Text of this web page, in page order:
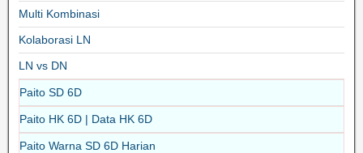
Multi Kombinasi
Kolaborasi LN
LN vs DN
Paito SD 6D
Paito HK 6D | Data HK 6D
Paito Warna SD 6D Harian